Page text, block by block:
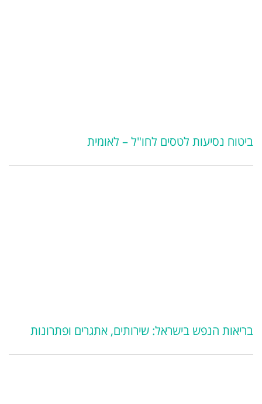
ביטוח נסיעות לטסים לחו"ל – לאומית
בריאות הנפש בישראל: שירותים, אתגרים ופתרונות